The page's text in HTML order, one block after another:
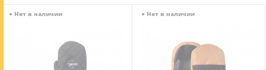
● Нет в наличии ● Нет в наличии